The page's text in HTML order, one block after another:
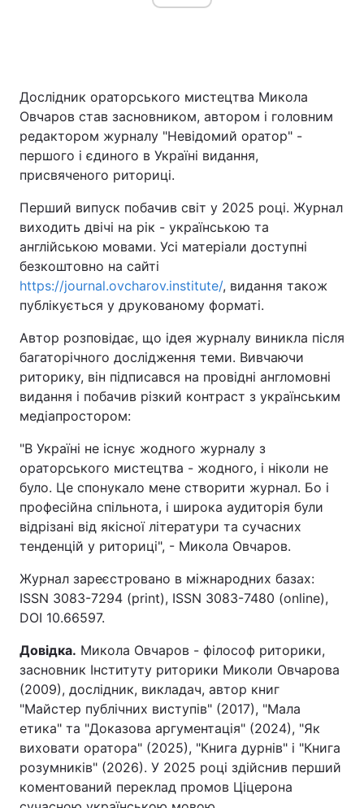
Дослідник ораторського мистецтва Микола
Овчаров став засновником, автором і головним
редактором журналу "Невідомий оратор" -
першого і єдиного в Україні видання,
присвяченого риториці.
Перший випуск побачив світ у 2025 році. Журнал
виходить двічі на рік - українською та
англійською мовами. Усі матеріали доступні
безкоштовно на сайті
https://journal.ovcharov.institute/, видання також
публікується у друкованому форматі.
Автор розповідає, що ідея журналу виникла після
багаторічного дослідження теми. Вивчаючи
риторику, він підписався на провідні англомовні
видання і побачив різкий контраст з українським
медіапростором:
"В Україні не існує жодного журналу з
ораторського мистецтва - жодного, і ніколи не
було. Це спонукало мене створити журнал. Бо і
професійна спільнота, і широка аудиторія були
відрізані від якісної літератури та сучасних
тенденцій у риториці", - Микола Овчаров.
Журнал зареєстровано в міжнародних базах:
ISSN 3083-7294 (print), ISSN 3083-7480 (online),
DOI 10.66597.
Довідка. Микола Овчаров - філософ риторики,
засновник Інституту риторики Миколи Овчарова
(2009), дослідник, викладач, автор книг
"Майстер публічних виступів" (2017), "Мала
етика" та "Доказова аргументація" (2024), "Як
виховати оратора" (2025), "Книга дурнів" і "Книга
розумників" (2026). У 2025 році здійснив перший
коментований переклад промов Ціцерона